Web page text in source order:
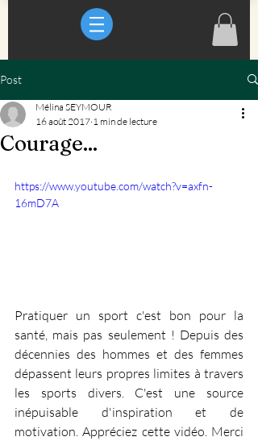
Post
Courage...
Mélina SEYMOUR
16 août 2017 1 min de lecture
https://www.youtube.com/watch?v=axfn-
16mD7A
Pratiquer un sport c'est bon pour la
santé, mais pas seulement ! Depuis des
décennies des hommes et des femmes
dépassent leurs propres limites à travers
les sports divers. C'est une source
inépuisable d'inspiration et de
motivation. Appréciez cette vidéo. Merci